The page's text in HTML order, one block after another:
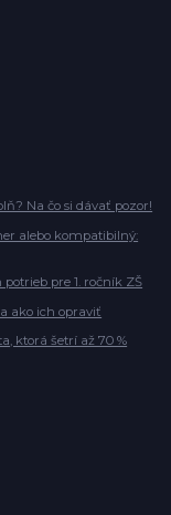
Na čo si dávať pozor!
alebo kompatibilný:
pre 1. ročník ZŠ
ako ich opraviť
ktorá šetrí až 70 %